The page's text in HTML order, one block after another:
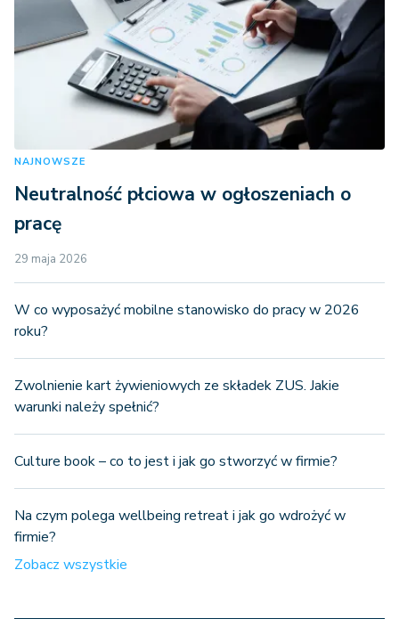
NAJNOWSZE
Neutralność płciowa w ogłoszeniach o
pracę
29 maja 2026
W co wyposażyć mobilne stanowisko do pracy w 2026
roku?
Zwolnienie kart żywieniowych ze składek ZUS. Jakie
warunki należy spełnić?
Culture book – co to jest i jak go stworzyć w firmie?
Na czym polega wellbeing retreat i jak go wdrożyć w
firmie?
Zobacz wszystkie